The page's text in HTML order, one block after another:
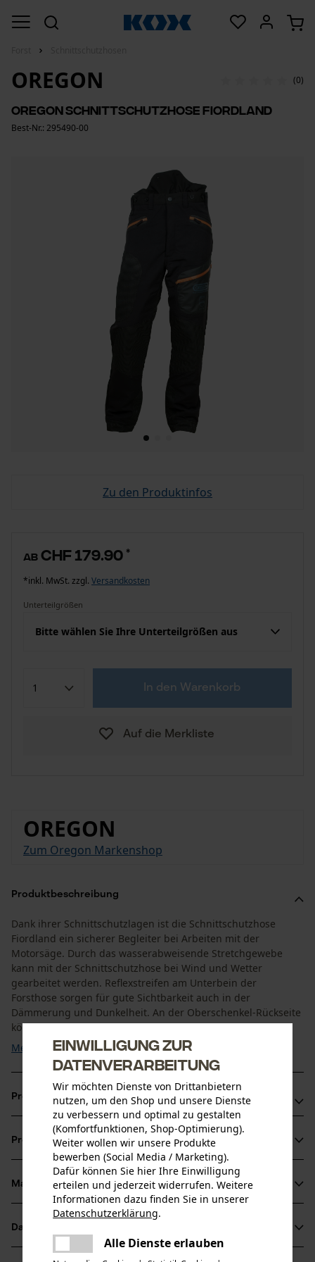
OREGON (0)
Oregon Schnittschutzhose Fiordland
Best-Nr.: 295490-00
Zu den Produktinfos
ab CHF 179.90 *
*inkl. MwSt. zzgl. Versandkosten
Unterteilgrößen
Bitte wählen Sie Ihre Unterteilgrößen aus
In den Warenkorb
Auf die Merkliste
OREGON
Zum Oregon Markenshop
Produktbeschreibung
Dank ihrer Schnittschutzlagen ist die Schnittschutzhose
Fiordland ein sicherer Begleiter bei Arbeiten mit der
Motorsäge. Durch das wasserabweisende Stretchgewebe
kann mit der Schnittschutzhose bei Wind und Wetter
gearbeitet werden. Reflexstreifen am Unterbein der
Forsthose sorgen für gute Sichtbarkeit auch in der
Dämmerung und Dunkelheit. An der Oberschenkel-Rückseite
können ...
Mehr anzeigen
Produktvorteile
Robust und beständig gegen Kratzer und Chemikalien
Leichtes Material mit extra langer Reißverschlussbelüftung
an beiden Beinen für optimalen Arbeitskomfort
Volle Bewegungsfreiheit dank Stretch-Gewebe
Produktinformationen
Produktdetails
Aktivitätstyp
Unfallvermeidung, Arbeiten, Schützen
Material & Pflege
Material
Datenblätter
Produktsicherheitsdatenblatt (PDF)
Einwilligung zur
Datenverarbeitung
Wir möchten Dienste von Drittanbietern
nutzen, um den Shop und unsere Dienste
zu verbessern und optimal zu gestalten
(Komfortfunktionen, Shop-Optimierung).
Weiter wollen wir unsere Produkte
bewerben (Social Media / Marketing).
Dafür können Sie hier Ihre Einwilligung
erteilen und jederzeit widerrufen. Weitere
Informationen dazu finden Sie in unserer
Datenschutzerklärung.
Alle Dienste erlauben
Es ist ein Fehler aufgetreten. Bitte
versuchen Sie es erneut.